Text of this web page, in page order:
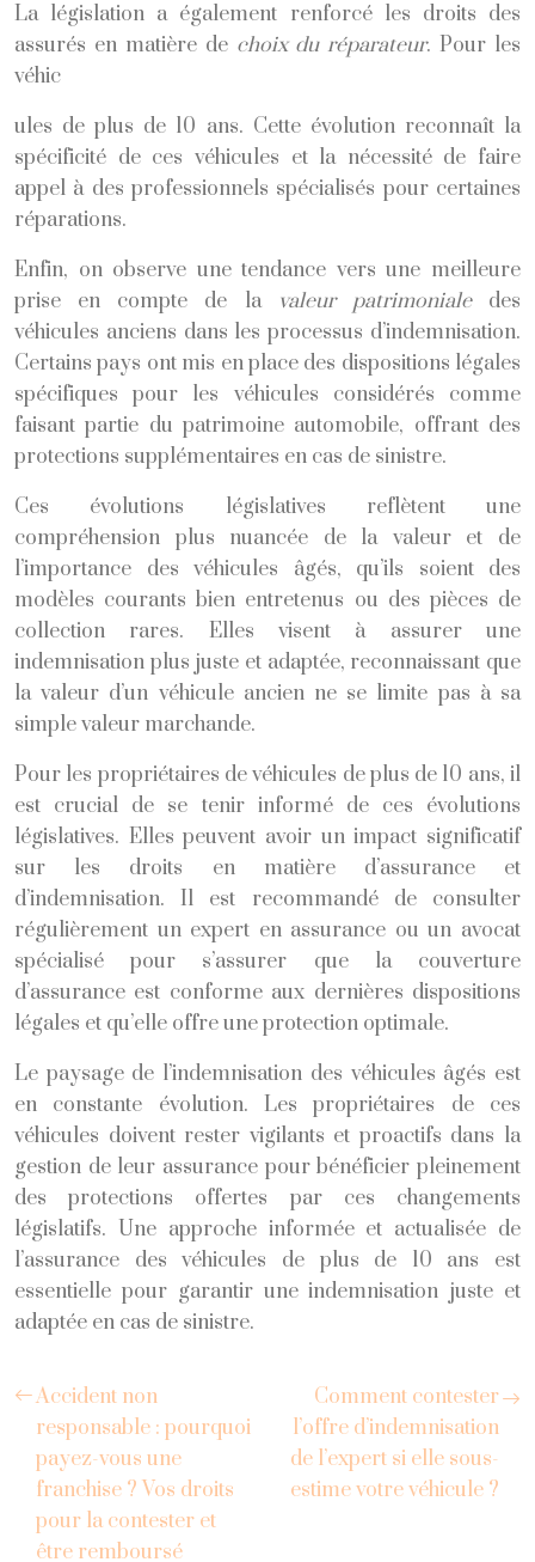
La législation a également renforcé les droits des
assurés en matière de choix du réparateur. Pour les
véhic
ules de plus de 10 ans. Cette évolution reconnaît la
spécificité de ces véhicules et la nécessité de faire
appel à des professionnels spécialisés pour certaines
réparations.
Enfin, on observe une tendance vers une meilleure
prise en compte de la
valeur patrimonialedes
véhicules anciens dans les processus d’indemnisation.
Certains pays ont mis en place des dispositions légales
spécifiques pour les véhicules considérés comme
faisant partie du patrimoine automobile, offrant des
protections supplémentaires en cas de sinistre.
Ces évolutions législatives reflètent une
compréhension plus nuancée de la valeur et de
l’importance des véhicules âgés, qu’ils soient des
modèles courants bien entretenus ou des pièces de
collection rares. Elles visent à assurer une
indemnisation plus juste et adaptée, reconnaissant que
la valeur d’un véhicule ancien ne se limite pas à sa
simple valeur marchande.
Pour les propriétaires de véhicules de plus de 10 ans, il
est crucial de se tenir informé de ces évolutions
législatives. Elles peuvent avoir un impact significatif
sur les droits en matière d’assurance et
d’indemnisation. Il est recommandé de consulter
régulièrement un expert en assurance ou un avocat
spécialisé pour s’assurer que la couverture
d’assurance est conforme aux dernières dispositions
légales et qu’elle offre une protection optimale.
Le paysage de l’indemnisation des véhicules âgés est
en constante évolution. Les propriétaires de ces
véhicules doivent rester vigilants et proactifs dans la
gestion de leur assurance pour bénéficier pleinement
des protections offertes par ces changements
législatifs. Une approche informée et actualisée de
l’assurance des véhicules de plus de 10 ans est
essentielle pour garantir une indemnisation juste et
adaptée en cas de sinistre.
Accident non
responsable : pourquoi
payez-vous une
franchise ? Vos droits
pour la contester et
être remboursé
Comment contester
l’offre d’indemnisation
de l’expert si elle sous-
estime votre véhicule ?